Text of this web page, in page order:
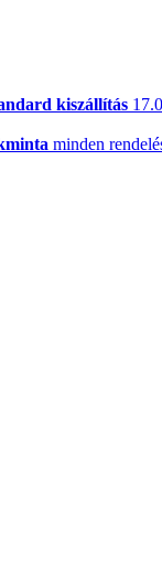
kiszállítás
minden